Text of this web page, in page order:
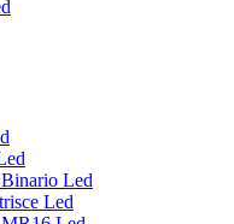
Led
Led